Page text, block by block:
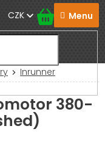
CZK
Inrunner
380-